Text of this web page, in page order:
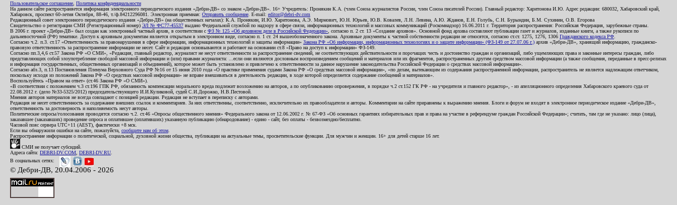
Пользовательское соглашение Политика конфиденциальности
На данном сайте распространяется информация электронного периодического издания «Дебри-ДВ» со знаком «Дебри-ДВ». 16+ Учредитель: Пронякин К.А. (член Союза журналистов России, член Союза писателей России). Главный редактор: Харитонова И.Ю. Адрес редакции: 680032, Хабаровский край,
Хабаровск, проспект 60-летия Октября, 88-46, т./ф.84212296081. Электронная приемная: Отправить сообщение . E-mail: editor@debri-dv.com
Редакционный совет электронного периодического издания «Дебри-ДВ» (на общественных началах): К.А. Пронякин, И.Ю. Харитонова, А.Э. Мирмович, Ю.Н. Юрьев, Ю.В. Ковалев, Л.Н. Левина, А.Ю. Жданов, Е.Н. Голубь, С.Н. Бурындин, Б.М. Сухинин, О.В. Егорова
Свидетельство о регистрации СМИ (Регистрационный номер) ЭЛ № ФС77-45537 выдано Федеральной службой по надзору в сфере связи, информационных технологий и массовых коммуникаций (Роскомнадзор) 16.06.2011 г. Территория распространения: Российская Федерация, зарубежные страны.
В 2006 г. проект «Дебри-ДВ» был создан как электронный частный архив, в соответствии с ФЗ № 125 «Об архивном деле в Российской Федерации» , согласно п. 2 ст. 13 «Создание архивов». Основной фонд архива составляют публикации газет и журналов, изданные книги, а также рукописи по
дальневосточной (РФ) тематике. Доступ к архивным документам является открытым в электронном виде, согласно п. 1 ст. 24 вышеобозначенного закона. Архивные документы к частной собственности редакции не относятся, согласно ст.ст. 1275, 1276, 1306 Гражданского кодекса РФ
Согласно ч.2. п.3. ст.17 «Ответственность за правонарушения в сфере информации, информационных технологий и защиты информации» Закона РФ «Об информации, информационных технологиях и о защите информации» (ФЗ-149 от 27.07.06 г.) архив «Дебри-ДВ», хранящий информацию, гражданско-
правовую ответственность за распространение информации не несет. Сайт и редакция основываются и работают на основании ст.8 «Право на доступ к информации» ФЗ-149.
Согласно пп.3,4,6 ст.57 Закона РФ «О СМИ», «Редакция, главный редактор, журналист не несут ответственности за распространение сведений, не соответствующих действительности и порочащих честь и достоинство граждан и организаций, либо ущемляющих права и законные интересы граждан, либо
представляющих собой злоупотребление свободой массовой информации и (или) правами журналиста: ...если они являются дословным воспроизведением сообщений и материалов или их фрагментов, распространенных другим средством массовой информации (а также сообщения, переданные в пресс-релизах
и информация государственных, общественных организаций и объединений), которое может быть установлено и привлечено к ответственности за данное нарушение законодательства Российской Федерации о средствах массовой информации».
Согласно абз.3, п.13 Постановления Пленума Верховного Суда РФ №16 от 15 июня 2010 года «О практике применения судами Закона РФ «О средствах массовой информации», «по делам, вытекающим из содержания распространенной информации, распространитель не является надлежащим ответчиком,
поскольку исходя из положений Закона РФ «О средствах массовой информации» не вправе вмешиваться в деятельность редакции, в ходе которой определяется содержание сообщений и материалов».
Воспользуйтесь «Правом на ответ» (ст.46 Закона РФ «О СМИ»).
«В соответствии с положением ч.3 ст.196 ГПК РФ, обязанность компенсации морального вреда подлежит возложению на авторов, а по опубликованию опровержения, в порядке ч.2 ст.152 ГК РФ - на учредителя и главного редактор», - из апелляционного определения Хабаровского краевого суда от
22.08.2012 г. (дело №33-5325/2012) председательствующего И.И.Куликовой, судей С.И.Дорожко, Н.В.Пестовой.
Мнения авторов материалов не всегда совпадают с позицией редакции. Редакция не вступает в переписку с авторами.
Редакция не несет ответственность за содержание внешних ссылок и комментариев. За них ответственны, соответственно, исключительно их правообладатели и авторы. Комментарии на сайте приравнены к выражению мнения. Блоги и форум не входят в электронное периодическое издание «Дебри-ДВ»,
ответственность за достоверность и наполняемость несут авторы.
Политические опросы/голосования проводятся согласно ч.2. ст.46 «Опросы общественного мнения» Федерального закона от 12.06.2002 г. № 67-ФЗ «Об основных гарантиях избирательных прав и права на участие в референдуме граждан Российской Федерации»; считать, там где не указано: лицо (лица),
заказавшее (заказавших) проведение опроса и оплатившее (оплативших) указанную публикацию (обнародование) - едино - сайт, без оплаты - безвозмездно/бесплатно.
Часовой пояс сервера UTC+11 (AEST), фактически +8 мск.
Если вы обнаружили ошибки на сайте, пожалуйста, сообщите нам об этом
Распространение информации о политической, социальной, духовной жизни общества, публикации на актуальные темы, просветительские функции. Для мужчин и женщин. 16+ для детей старше 16 лет.
СМИ не получает субсидий.
Адреса сайта: DEBRI-DV.COM DEBRI-DV.RU
В социальных сетях:
© Дебри-ДВ, 20.04.2006 - 2026